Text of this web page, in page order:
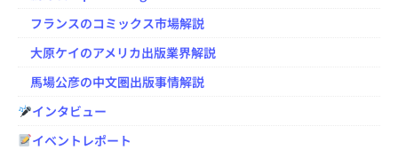
フランスのコミックス市場解説
大原ケイのアメリカ出版業界解説
馬場公彦の中文圏出版事情解説
インタビュー
イベントレポート